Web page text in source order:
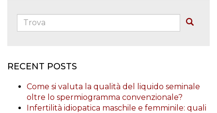
Trova:
RECENT POSTS
Come si valuta la qualità del liquido seminale
oltre lo spermiogramma convenzionale?
Infertilità idiopatica maschile e femminile: quali